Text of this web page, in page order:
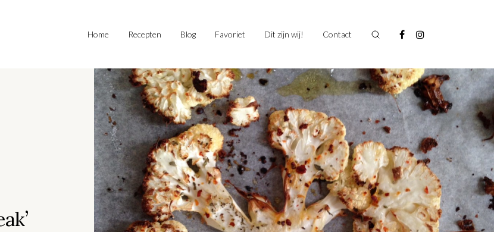
Home Recepten Blog Favoriet Dit zijn wij! Contact